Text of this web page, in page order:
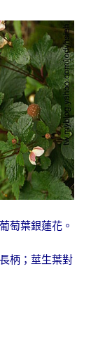
萄葉銀蓮花。
柄；莖生葉對